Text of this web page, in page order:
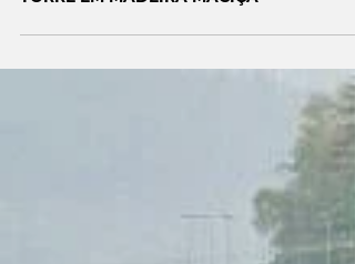
TORRE EM MADEIRA MACIÇA